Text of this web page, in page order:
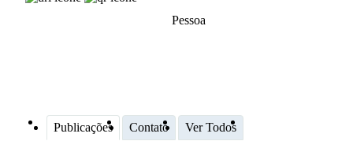
Pessoa
Publicações Contato Ver Todos